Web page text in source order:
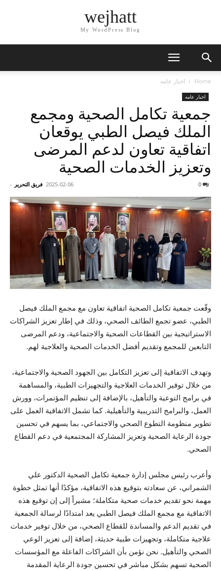
wejhatt
My WordPress Blog
Home اخبار عامه
اخبار عامه
جمعية تكامل الصحية ومجمع
الملك فيصل الطبي يوقعان
اتفاقية تعاون لدعم المرضى
وتعزيز الخدمات الصحية
فريق التحرير - 2025-02-06
وقّعت جمعية تكامل الصحية اتفاقية تعاون مع مجمع الملك فيصل
الطبي، عضو تجمع الطائف الصحي، وذلك في إطار تعزيز الشراكات
الاستراتيجية بين القطاعات الصحية والاجتماعية، ودعم المرضى
التابعين للمجمع وتقديم أفضل الخدمات الصحية والعلاجية لهم.
وتهدف الاتفاقية إلى تعزيز التكامل بين الجهود الصحية والاجتماعية،
من خلال توفير الخدمات العلاجية والتجهيزات الطبية، والمساهمة
في برامج التوعية والتأهيل، بالإضافة إلى تنظيم المؤتمرات، وورش
العمل، والبرامج التدريبية والتأهيلية. كما تشمل الاتفاقية العمل على
تطوير منظومة التطوع الصحي والاجتماعي، بما يسهم في تحسين
جودة الرعاية الصحية وتعزيز المشاركة المجتمعية في دعم القطاع
الصحي.
وأعرب رئيس مجلس إدارة جمعية تكامل الصحية الدكتور علي
الشمراني، عن سعادته بتوقيع هذه الاتفاقية، مؤكدًا أنها تمثل خطوة
مهمة نحو تقديم خدمات صحية متكاملة؛ مشيراً إلى إن توقيع هذه
الاتفاقية مع مجمع الملك فيصل الطبي يعد امتدادًا لرسالة الجمعية
في تقديم الدعم والمساندة للقطاع الصحي، من خلال توفير خدمات
علاجية متكاملة، وتجهيزات طبية حديثة، إضافة إلى تعزيز الوعي
الصحي والتأهيل. نحن نؤمن بأن الشراكات الفاعلة مع المؤسسات
الصحية تسهم بشكل مباشر في تحسين جودة الرعاية المقدمة